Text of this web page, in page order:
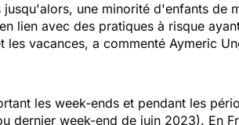
une minorité d'enfants de
lien avec des pratiques à risque
les vacances, a commenté Aymeric
les week-ends et pendant les
dernier week-end de juin 2023). En